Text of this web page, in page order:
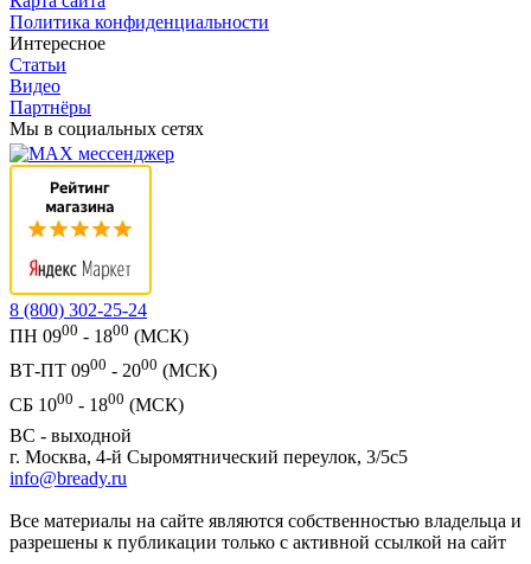
Политика конфиденциальности
Интересное
Статьи
Видео
Партнёры
Мы в социальных сетях
8 (800) 302-25-24
ПН 0900 - 1800 (МСК)
ВТ-ПТ 0900 - 2000 (МСК)
СБ 1000 - 1800 (МСК)
ВС - выходной
г. Москва, 4-й Сыромятнический переулок, 3/5с5
info@bready.ru
Все материалы на сайте являются собственностью владельца и
разрешены к публикации только с активной ссылкой на сайт